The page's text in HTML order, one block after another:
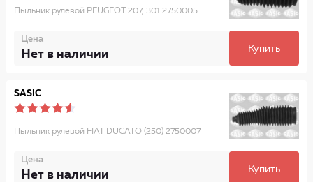
Пыльник рулевой PEUGEOT 207, 301 2750005
Цена
Нет в наличии Купить
SASIC
Пыльник рулевой FIAT DUCATO (250) 2750007
Цена
Нет в наличии Купить